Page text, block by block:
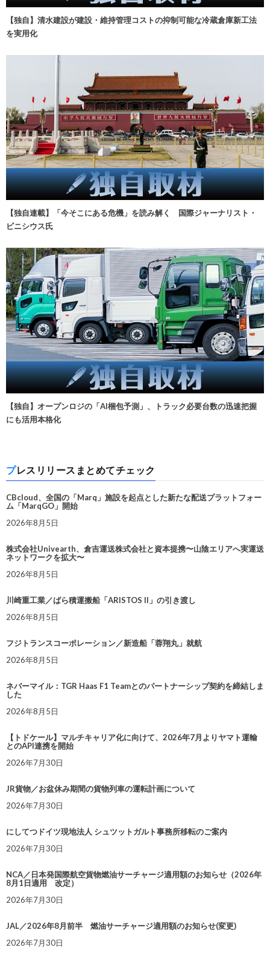
【独自】清水建設が建設・維持管理コストの抑制可能な冷蔵倉庫新工法
を実用化
【独自連載】「今そこにある危機」を読み解く 国際ジャーナリスト・
ビニシウス氏
【独自】オープンロジの「AI梱包予測」、トラック必要台数の迅速把握
にも活用本格化
プレスリリースまとめてチェック
CBcloud、全国の「Marq」施設を起点とした新たな配送プラットフォー
ム「MarqGO」開始
2026年8月5日
株式会社Univearth、倉吉運送株式会社と資本提携〜山陰エリアへ実運送
ネットワークを拡大〜
2026年8月5日
川崎重工業／ばら積運搬船「ARISTOS II」の引き渡し
2026年8月5日
フジトランスコーポレーション／新造船「蓉翔丸」就航
2026年8月5日
ネバーマイル：TGR Haas F1 Teamとのパートナーシップ契約を締結しま
した
2026年8月5日
【トドケール】マルチキャリア化に向けて、2026年7月よりヤマト運輸
とのAPI連携を開始
2026年7月30日
JR貨物／お盆休み期間の貨物列車の運転計画について
2026年7月30日
にしてつドイツ現地法人 シュツットガルト事務所移転のご案内
2026年7月30日
NCA／日本発国際航空貨物燃油サーチャージ適用額のお知らせ（2026年
8月1日適用 改定）
2026年7月30日
JAL／2026年8月前半 燃油サーチャージ適用額のお知らせ(変更)
2026年7月30日